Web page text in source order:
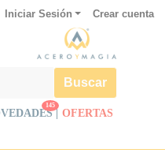
Crear cuenta
Iniciar Sesión
Buscar
145
| OFERTAS